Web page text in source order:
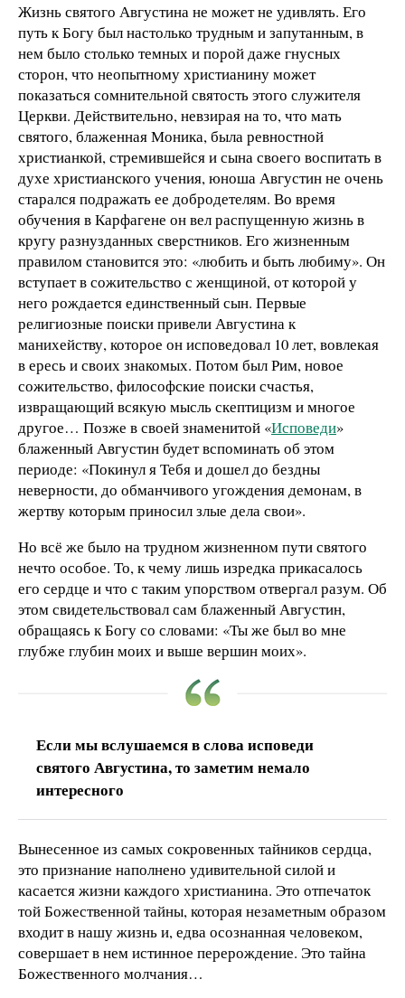
Жизнь святого Августина не может не удивлять. Его
путь к Богу был настолько трудным и запутанным, в
нем было столько темных и порой даже гнусных
сторон, что неопытному христианину может
показаться сомнительной святость этого служителя
Церкви. Действительно, невзирая на то, что мать
святого, блаженная Моника, была ревностной
христианкой, стремившейся и сына своего воспитать в
духе христианского учения, юноша Августин не очень
старался подражать ее добродетелям. Во время
обучения в Карфагене он вел распущенную жизнь в
кругу разнузданных сверстников. Его жизненным
правилом становится это: «любить и быть любиму». Он
вступает в сожительство с женщиной, от которой у
него рождается единственный сын. Первые
религиозные поиски привели Августина к
манихейству, которое он исповедовал 10 лет, вовлекая
в ересь и своих знакомых. Потом был Рим, новое
сожительство, философские поиски счастья,
извращающий всякую мысль скептицизм и многое
другое… Позже в своей знаменитой «Исповеди»
блаженный Августин будет вспоминать об этом
периоде: «Покинул я Тебя и дошел до бездны
неверности, до обманчивого угождения демонам, в
жертву которым приносил злые дела свои».
Но всё же было на трудном жизненном пути святого
нечто особое. То, к чему лишь изредка прикасалось
его сердце и что с таким упорством отвергал разум. Об
этом свидетельствовал сам блаженный Августин,
обращаясь к Богу со словами: «Ты же был во мне
глубже глубин моих и выше вершин моих».
Если мы вслушаемся в слова исповеди
святого Августина, то заметим немало
интересного
Вынесенное из самых сокровенных тайников сердца,
это признание наполнено удивительной силой и
касается жизни каждого христианина. Это отпечаток
той Божественной тайны, которая незаметным образом
входит в нашу жизнь и, едва осознанная человеком,
совершает в нем истинное перерождение. Это тайна
Божественного молчания…